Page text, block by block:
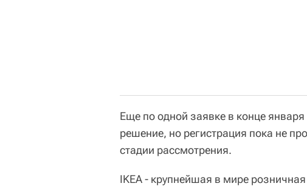
Еще по одной заявке в конце
решение, но регистрация пока не
стадии рассмотрения.
IKEA - крупнейшая в мире